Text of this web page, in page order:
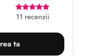
11 recenzii
ta